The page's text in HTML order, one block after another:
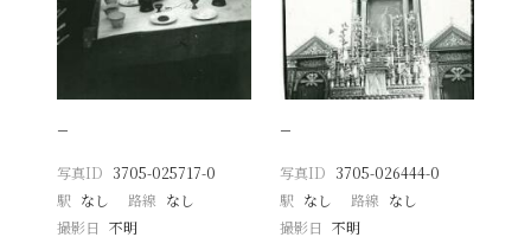
−
写真ID 3705-025717-0
駅 なし 路線 なし
撮影日
不明
−
写真ID 3705-026444-0
駅 なし 路線 なし
撮影日 不明